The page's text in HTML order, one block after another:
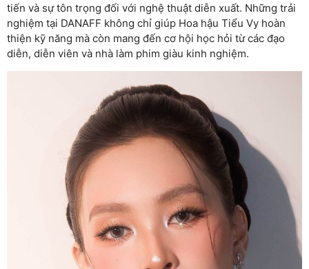
tiến và sự tôn trọng đối với nghệ thuật diễn xuất. Những trải
nghiệm tại DANAFF không chỉ giúp Hoa hậu Tiểu Vy hoàn
thiện kỹ năng mà còn mang đến cơ hội học hỏi từ các đạo
diễn, diễn viên và nhà làm phim giàu kinh nghiệm.